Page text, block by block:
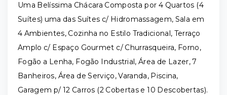
Uma Belíssima Chácara Composta por 4 Quartos (4
Suítes) uma das Suítes c/ Hidromassagem, Sala em
4 Ambientes, Cozinha no Estilo Tradicional, Terraço
Amplo c/ Espaço Gourmet c/ Churrasqueira, Forno,
Fogão a Lenha, Fogão Industrial, Área de Lazer, 7
Banheiros, Área de Serviço, Varanda, Piscina,
Garagem p/ 12 Carros (2 Cobertas e 10 Descobertas).